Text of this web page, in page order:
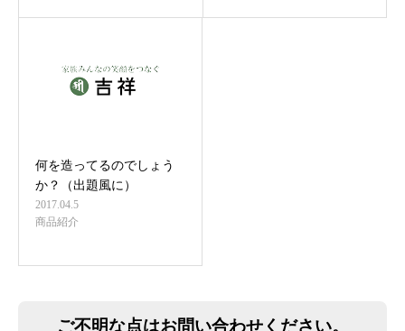
何を造ってるのでしょう
か？（出題風に）
2017.04.5
商品紹介
ご不明な点はお問い合わせください。